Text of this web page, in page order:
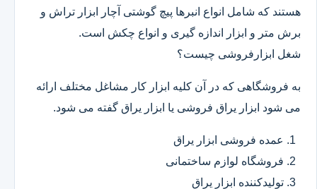
هستند که شامل انواع انبرها پیچ گوشتی آچار ابزار تراش و
برش متر و ابزار اندازه گیری و انواع چکش است.
شغل ابزارفروشی چیست؟
به فروشگاهی که در آن کلیه ابزار کار مشاغل مختلف ارائه
می شود ابزار یراق فروشی یا ابزار یراق گفته می شود.
عمده فروشی ابزار یراق
فروشگاه لوازم ساختمانی
تولیدکننده ابزار یراق